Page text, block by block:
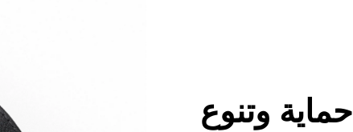
حماية وتنوع